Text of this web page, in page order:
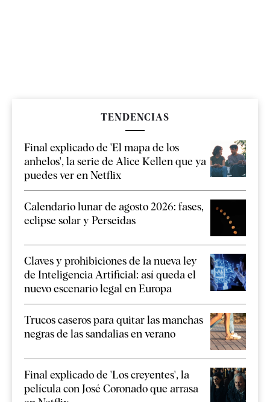
TENDENCIAS
Final explicado de 'El mapa de los
anhelos', la serie de Alice Kellen que ya
puedes ver en Netflix
Calendario lunar de agosto 2026: fases,
eclipse solar y Perseidas
Claves y prohibiciones de la nueva ley
de Inteligencia Artificial: así queda el
nuevo escenario legal en Europa
Trucos caseros para quitar las manchas
negras de las sandalias en verano
Final explicado de 'Los creyentes', la
película con José Coronado que arrasa